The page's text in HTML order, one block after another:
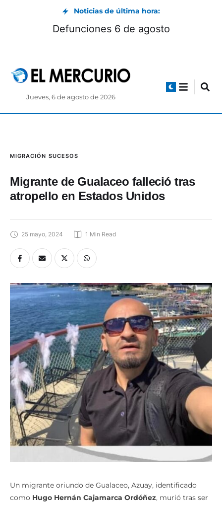
Noticias de última hora:
Defunciones 6 de agosto
Jueves, 6 de agosto de 2026
MIGRACIÓN SUCESOS
Migrante de Gualaceo falleció tras
atropello en Estados Unidos
25 mayo, 2024 1 Min Read
Un migrante oriundo de Gualaceo, Azuay, identificado
como Hugo Hernán Cajamarca Ordóñez, murió tras ser